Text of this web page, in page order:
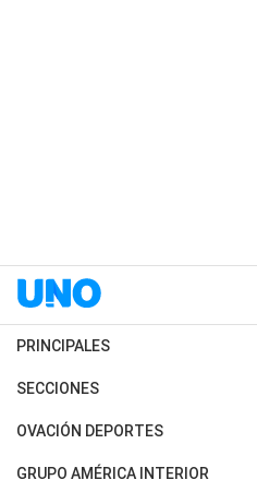
PRINCIPALES
Últimas Noticias
Política
SECCIONES
Horóscopo
Motores
OVACIÓN DEPORTES
Fútbol
GRUPO AMÉRICA INTERIOR